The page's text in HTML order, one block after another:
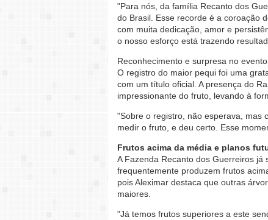
"Para nós, da família Recanto dos
do Brasil. Esse recorde é a coroação
com muita dedicação, amor e
o nosso esforço está trazendo
Reconhecimento e surpresa no evento
O registro do maior pequi foi uma
com um título oficial. A presença do
impressionante do fruto, levando à
"Sobre o registro, não esperava, mas
medir o fruto, e deu certo. Esse
Frutos acima da média e planos
A Fazenda Recanto dos Guerreiros
frequentemente produzem frutos
pois Aleximar destaca que outras
maiores.
"Já temos frutos superiores a este